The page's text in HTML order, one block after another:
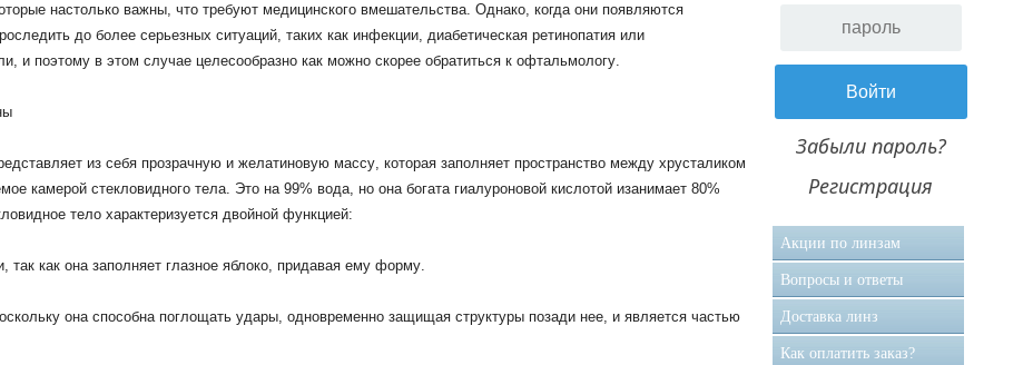
настолько важны, что требуют медицинского вмешательства. Однако, когда они появляются
до более серьезных ситуаций, таких как инфекции, диабетическая ретинопатия или
, и поэтому в этом случае целесообразно как можно скорее обратиться к офтальмологу.
из себя прозрачную и желатиновую массу, которая заполняет пространство между хрусталиком
камерой стекловидного тела. Это на 99% вода, но она богата гиалуроновой кислотой изанимает 80%
тело характеризуется двойной функцией:
, так как она заполняет глазное яблоко, придавая ему форму.
она способна поглощать удары, одновременно защищая структуры позади нее, и является частью
Забыли пароль?
Регистрация
Акции по линзам
Вопросы и ответы
Доставка линз
Как оплатить заказ?